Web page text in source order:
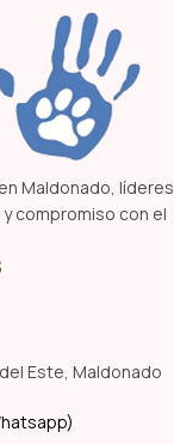
Maldonado, líderes
compromiso con el
Este, Maldonado